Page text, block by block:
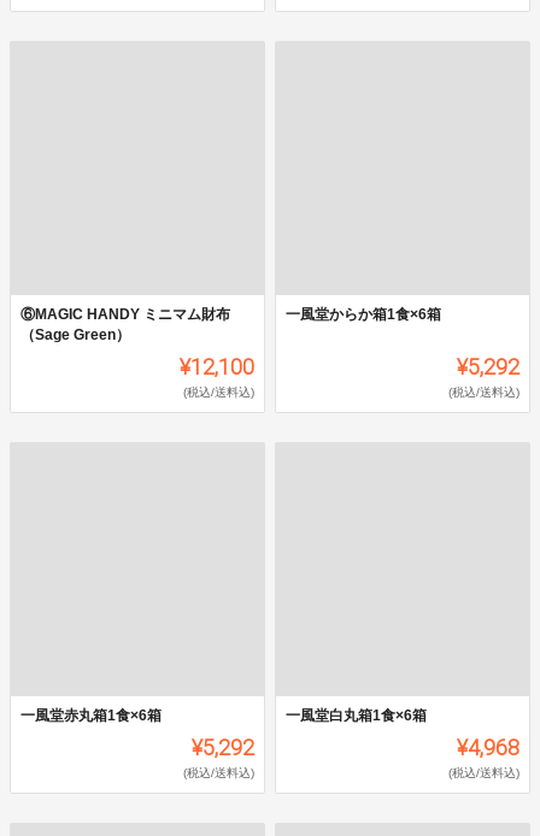
⑥MAGIC HANDY ミニマム財布
（Sage Green）
¥12,100
(税込/送料込)
一風堂からか箱1食×6箱
¥5,292
(税込/送料込)
一風堂赤丸箱1食×6箱
¥5,292
(税込/送料込)
一風堂白丸箱1食×6箱
¥4,968
(税込/送料込)